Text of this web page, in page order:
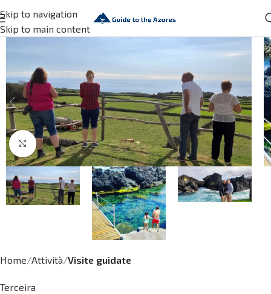
Skip to navigation
Skip to main content
Click to enlarge
Home Attività Visite guidate
Terceira